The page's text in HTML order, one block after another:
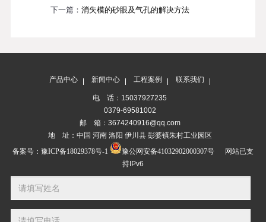
下一篇：消失模的砂眼及气孔的解决方法
产品中心 新闻中心 工程案例 联系我们
电 话：15037927235
0379-69581002
邮 箱：3674240916@qq.com
地 址：中国 河南 洛阳 伊川县 彭婆镇朱村工业园区
备案号： 豫ICP备18029378号-1 豫公网安备41032902000307号
网站已支
持IPv6